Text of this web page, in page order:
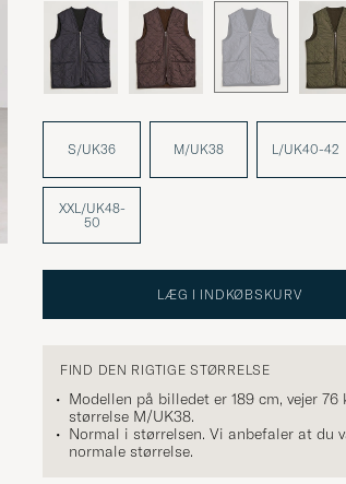
S/UK36 M/UK38 L/UK40-42
XXL/UK48-
50
LÆG I INDKØBSKURV
FIND DEN RIGTIGE STØRRELSE
Modellen på billedet er 189 cm, vejer
størrelse M/UK38.
Normal i størrelsen. Vi anbefaler at du
normale størrelse.